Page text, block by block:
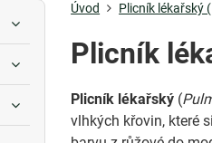
Úvod Plicník lékařský
Plicník
Plicník lékařský (
vlhkých křovin, které